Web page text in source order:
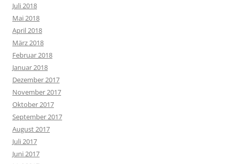
Juli 2018
Mai 2018
April 2018
März 2018
Februar 2018
Januar 2018
Dezember 2017
November 2017
Oktober 2017
September 2017
August 2017
Juli 2017
Juni 2017